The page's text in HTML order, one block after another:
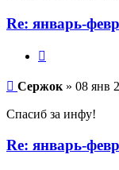
Re: январь-
Сержок » 08 янв
Спасиб за инфу!
Re: январь-